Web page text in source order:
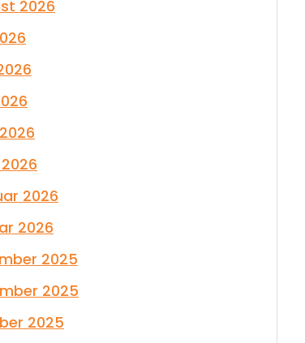
2026
2026
2026
2025
2025
2025